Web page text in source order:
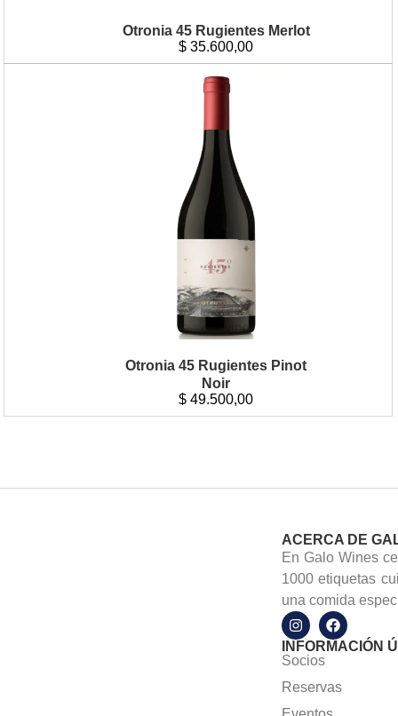
Otronia 45 Rugientes Merlot
$ 35.600,00
Otronia 45 Rugientes Pinot
Noir
$ 49.500,00
ACERCA DE
En Galo Wines
1000 etiquetas
una comida
INFORMACIÓN
Socios
Reservas